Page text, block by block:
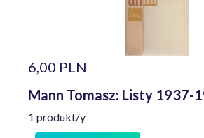
6,00 PLN
Mann Tomasz: Listy 1937-
1 produkt/y